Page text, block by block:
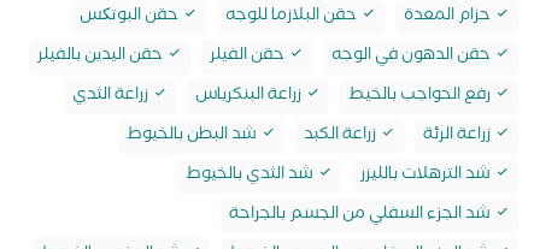
حزام المعدة
حقن البلازما للوجه
حقن البوتکس
حقن الدهون في الوجه
حقن الفيلر
حقن اليدين بالفيلر
رفع الحواجب بالخيط
زراعة البنكرياس
زراعة الثدي
زراعة الرئة
زراعة الكبد
شد البطن بالخيوط
شد الترهلات بالليزر
شد الثدي بالخيوط
شد الجزء السفلي من الجسم بالجراحة